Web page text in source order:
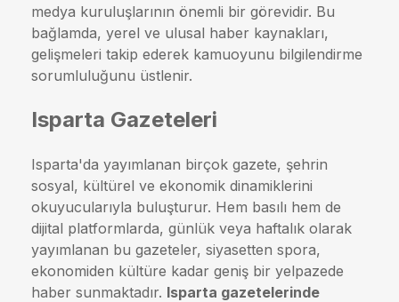
medya kuruluşlarının önemli bir görevidir. Bu
bağlamda, yerel ve ulusal haber kaynakları,
gelişmeleri takip ederek kamuoyunu bilgilendirme
sorumluluğunu üstlenir.
Isparta Gazeteleri
Isparta'da yayımlanan birçok gazete, şehrin
sosyal, kültürel ve ekonomik dinamiklerini
okuyucularıyla buluşturur. Hem basılı hem de
dijital platformlarda, günlük veya haftalık olarak
yayımlanan bu gazeteler, siyasetten spora,
ekonomiden kültüre kadar geniş bir yelpazede
haber sunmaktadır. Isparta gazetelerinde